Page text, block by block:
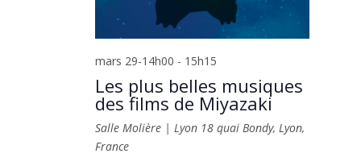
mars 29-14h00 - 15h15
Les plus belles musiques
des films de Miyazaki
Salle Molière | Lyon 18 quai Bondy, Lyon,
France